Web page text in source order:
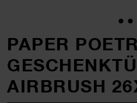
PAPER
AIRBRUSH